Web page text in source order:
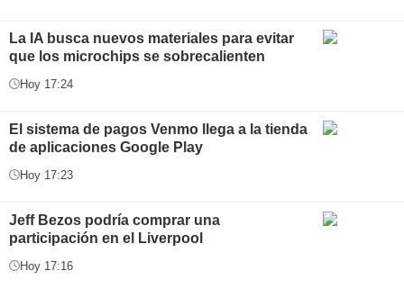
La IA busca nuevos materiales para evitar
que los microchips se sobrecalienten
Hoy 17:24
El sistema de pagos Venmo llega a la tienda
de aplicaciones Google Play
Hoy 17:23
Jeff Bezos podría comprar una
participación en el Liverpool
Hoy 17:16